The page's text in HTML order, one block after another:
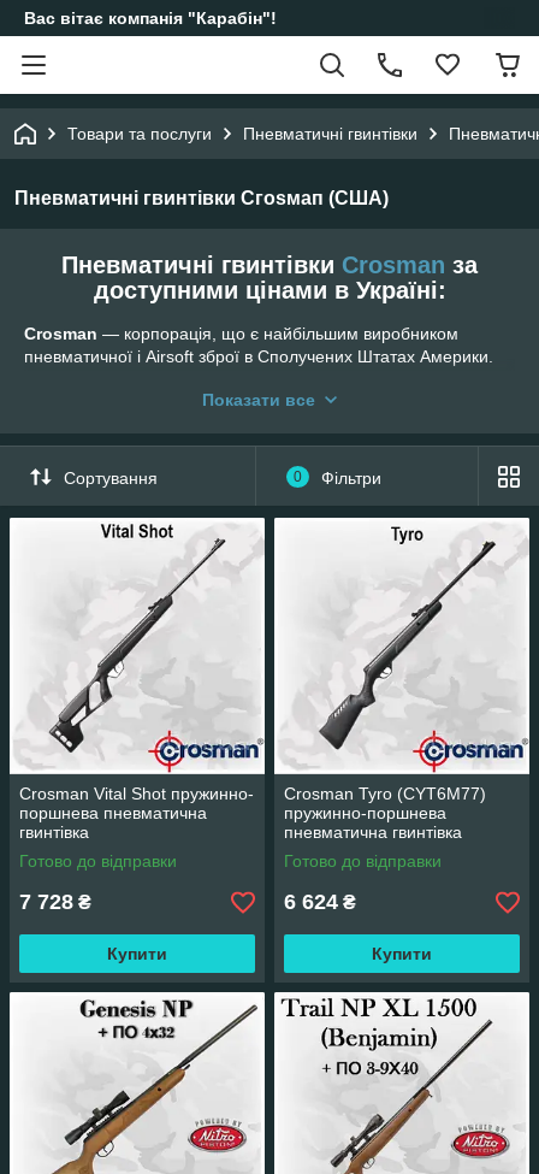
Вас вітає компанія "Карабін"!
Товари та послуги Пневматичні гвинтівки
Пневматичні гвинтівки Сгоѕмап (США)
Пневматичні гвинтівки Crosman за
доступними цінами в Україні:
Crosman — корпорація, що є найбільшим виробником
пневматичної і Airsoft зброї в Сполучених Штатах Америки.
молодіжну аудиторію. Хоча якість і точність, як правило,
деякі продукти Кросман виявляються більш міцними і
невибагливими
Пневматичні гвинтівки Crosman – ідеальний
бюджетний варіант зброї для початківців стрільців.
Рушниці відрізняються надійністю і простотою
системи, тому при правильній експлуатації і
обслуговуванні пневматичні гвинтівки Кросман можуть
служити довгі роки.
Зброя Crosman в першу чергу призначений для
розважальної стрільби, хоча для полювання на дрібних
звірів і птахів теж підійде.
Показати все
Сортування 0 Фільтри
Crosman Vital Shot пружинно-
поршнева пневматична
гвинтівка
Готово до відправки
7 728 ₴
Купити
Crosman Tyro (CYT6M77)
пружинно-поршнева
пневматична гвинтівка
Готово до відправки
6 624 ₴
Купити